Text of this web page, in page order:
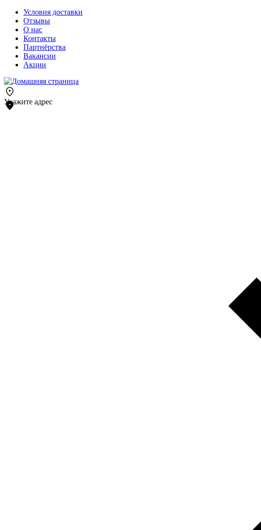
Условия доставки
Отзывы
О нас
Контакты
Партнёрства
Вакансии
Акции
Укажите адрес